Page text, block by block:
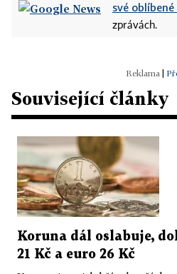
své
zprávách.
Související články
Koruna dál oslabuje,
21 Kč a euro 26 Kč